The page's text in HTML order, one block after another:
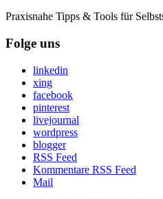
Praxisnahe Tipps & Tools für
Folge uns
linkedin
xing
facebook
pinterest
livejournal
wordpress
blogger
RSS Feed
Kommentare RSS Feed
Mail